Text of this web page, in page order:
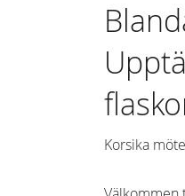
Korsika